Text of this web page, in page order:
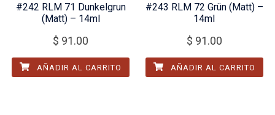
#242 RLM 71 Dunkelgrun
(Matt) – 14ml
$ 91.00
AÑADIR AL CARRITO
#243 RLM 72 Grün (Matt) –
14ml
$ 91.00
AÑADIR AL CARRITO